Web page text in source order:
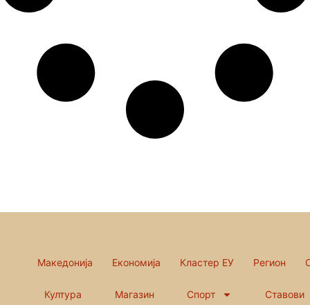
Македонија Економија Кластер ЕУ Регион
Култура Магазин Спорт Ставови